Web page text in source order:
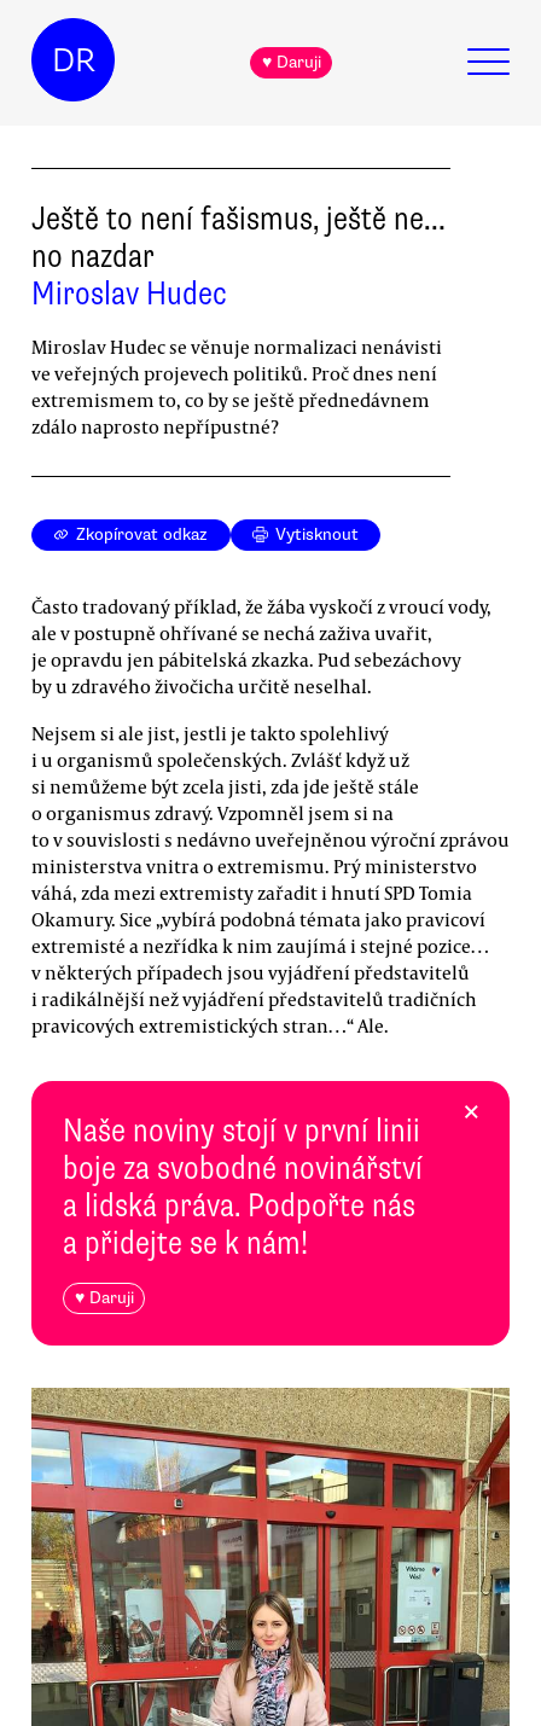
DR ♥ Daruji
Ještě to není fašismus, ještě ne…
no nazdar
Miroslav Hudec
Miroslav Hudec se věnuje normalizaci nenávisti
ve veřejných projevech politiků. Proč dnes není
extremismem to, co by se ještě přednedávnem
zdálo naprosto nepřípustné?
Zkopírovat odkaz Vytisknout
Často tradovaný příklad, že žába vyskočí z vroucí vody,
ale v postupně ohřívané se nechá zaživa uvařit,
je opravdu jen pábitelská zkazka. Pud sebezáchovy
by u zdravého živočicha určitě neselhal.
Nejsem si ale jist, jestli je takto spolehlivý
i u organismů společenských. Zvlášť když už
si nemůžeme být zcela jisti, zda jde ještě stále
o organismus zdravý. Vzpomněl jsem si na
to v souvislosti s nedávno uveřejněnou výroční zprávou
ministerstva vnitra o extremismu. Prý ministerstvo
váhá, zda mezi extremisty zařadit i hnutí SPD Tomia
Okamury. Sice „vybírá podobná témata jako pravicoví
extremisté a nezřídka k nim zaujímá i stejné pozice…
v některých případech jsou vyjádření představitelů
i radikálnější než vyjádření představitelů tradičních
pravicových extremistických stran…“ Ale.
Naše noviny stojí v první linii
boje za svobodné novinářství
a lidská práva. Podpořte nás
a přidejte se k nám!
♥ Daruji
×